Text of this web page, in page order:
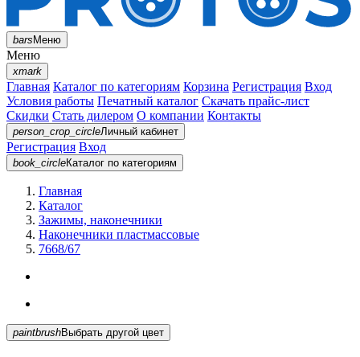
barsМеню
Меню
xmark
Главная Каталог по категориям Корзина Регистрация Вход
Условия работы Печатный каталог Скачать прайс-лист
Скидки Стать дилером О компании Контакты
person_crop_circleЛичный кабинет
Регистрация Вход
book_circleКаталог по категориям
Главная
Каталог
Зажимы, наконечники
Наконечники пластмассовые
7668/67
paintbrush Выбрать другой цвет